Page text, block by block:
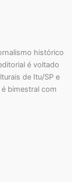
histórico
é voltado
de Itu/SP e
bimestral com